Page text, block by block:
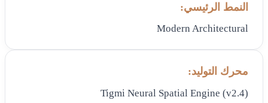
النمط الرئيسي:
Modern Architectural
محرك التوليد:
Tigmi Neural Spatial Engine (v2.4)